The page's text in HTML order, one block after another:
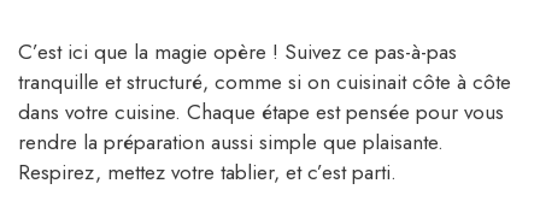
C’est ici que la magie opère ! Suivez ce pas-à-pas
tranquille et structuré, comme si on cuisinait côte à côte
dans votre cuisine. Chaque étape est pensée pour vous
rendre la préparation aussi simple que plaisante.
Respirez, mettez votre tablier, et c’est parti.